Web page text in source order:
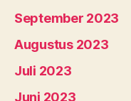
September 2023
Augustus 2023
Juli 2023
Juni 2023